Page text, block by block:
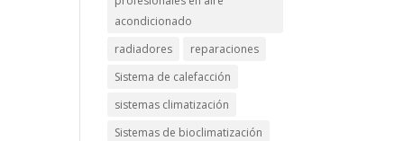
acondicionado
radiadores
reparaciones
Sistema de calefacción
sistemas climatización
Sistemas de bioclimatización